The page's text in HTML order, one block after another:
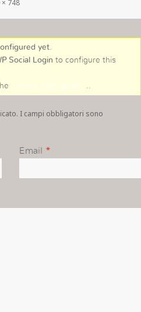
× 748
yet
Social Login to configure this
online user guide
I campi obbligatori sono
Email *